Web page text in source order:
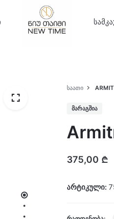
ᲡᲐᲐᲗᲘ
ᲛᲐᲠᲐᲒᲨᲘᲐ
375,00 ₾
არტიკული: